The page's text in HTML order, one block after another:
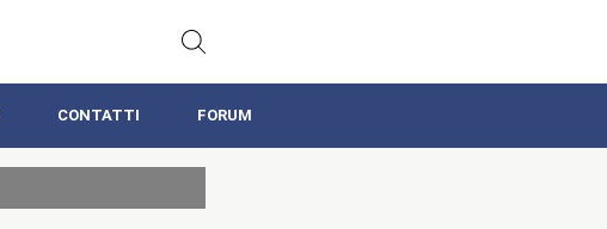
CONTATTI FORUM